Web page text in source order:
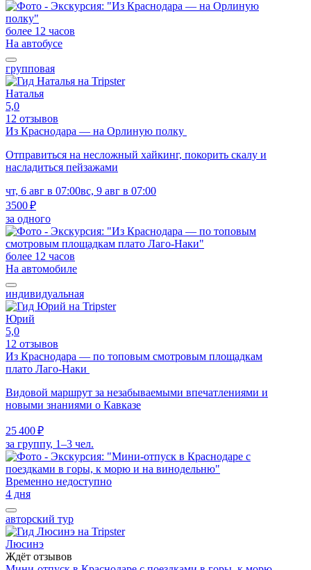
более 12 часов
На автобусе
групповая
Наталья
5,0
12 отзывов
Из Краснодара — на Орлиную полку
Отправиться на несложный хайкинг, покорить скалу и
насладиться пейзажами
чт, 6 авг в 07:00вс, 9 авг в 07:00
3500 ₽
за одного
более 12 часов
На автомобиле
индивидуальная
Юрий
5,0
12 отзывов
Из Краснодара — по топовым смотровым площадкам
плато Лаго-Наки
Видовой маршрут за незабываемыми впечатлениями и
новыми знаниями о Кавказе
25 400 ₽
за группу, 1–3 чел.
Временно недоступно
4 дня
авторский тур
Люсинэ
Ждёт отзывов